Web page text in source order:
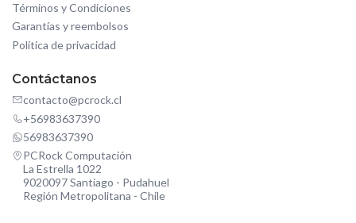
Términos y Condiciones
Garantías y reembolsos
Política de privacidad
Contáctanos
contacto@pcrock.cl
+56983637390
56983637390
PCRock Computación
La Estrella 1022
9020097 Santiago - Pudahuel
Región Metropolitana - Chile